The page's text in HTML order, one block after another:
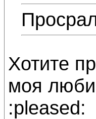
Хотите
моя
:pleased: